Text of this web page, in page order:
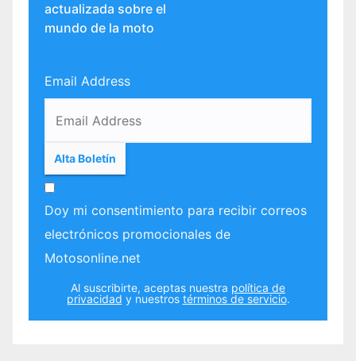
actualizada sobre el
mundo de la moto
Email Address
Doy mi consentimiento para recibir correos
electrónicos promocionales de
Motosonline.net
Al suscribirte, aceptas nuestra política de
privacidad y nuestros términos de servicio.